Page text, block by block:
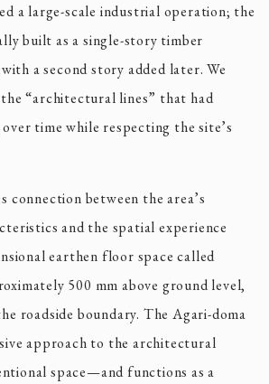
a large-scale industrial operation; the
built as a single-story timber
a second story added later. We
“architectural lines” that had
time while respecting the site’s
connection between the area’s
and the spatial experience
earthen floor space called
500 mm above ground level,
roadside boundary. The Agari-doma
approach to the architectural
space—and functions as a